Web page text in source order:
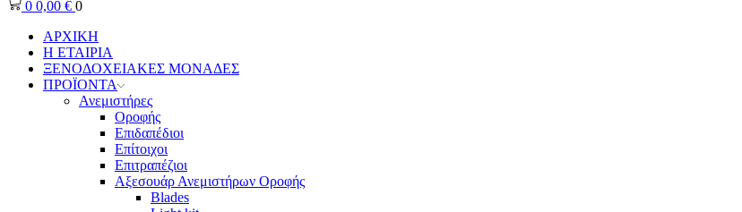
0 0,00 € 0
ΑΡΧΙΚΗ
Η ΕΤΑΙΡΙΑ
ΞΕΝΟΔΟΧΕΙΑΚΕΣ ΜΟΝΑΔΕΣ
ΠΡΟΪΟΝΤΑ
Ανεμιστήρες
Οροφής
Επιδαπέδιοι
Επίτοιχοι
Επιτραπέζιοι
Αξεσουάρ Ανεμιστήρων Οροφής
Blades